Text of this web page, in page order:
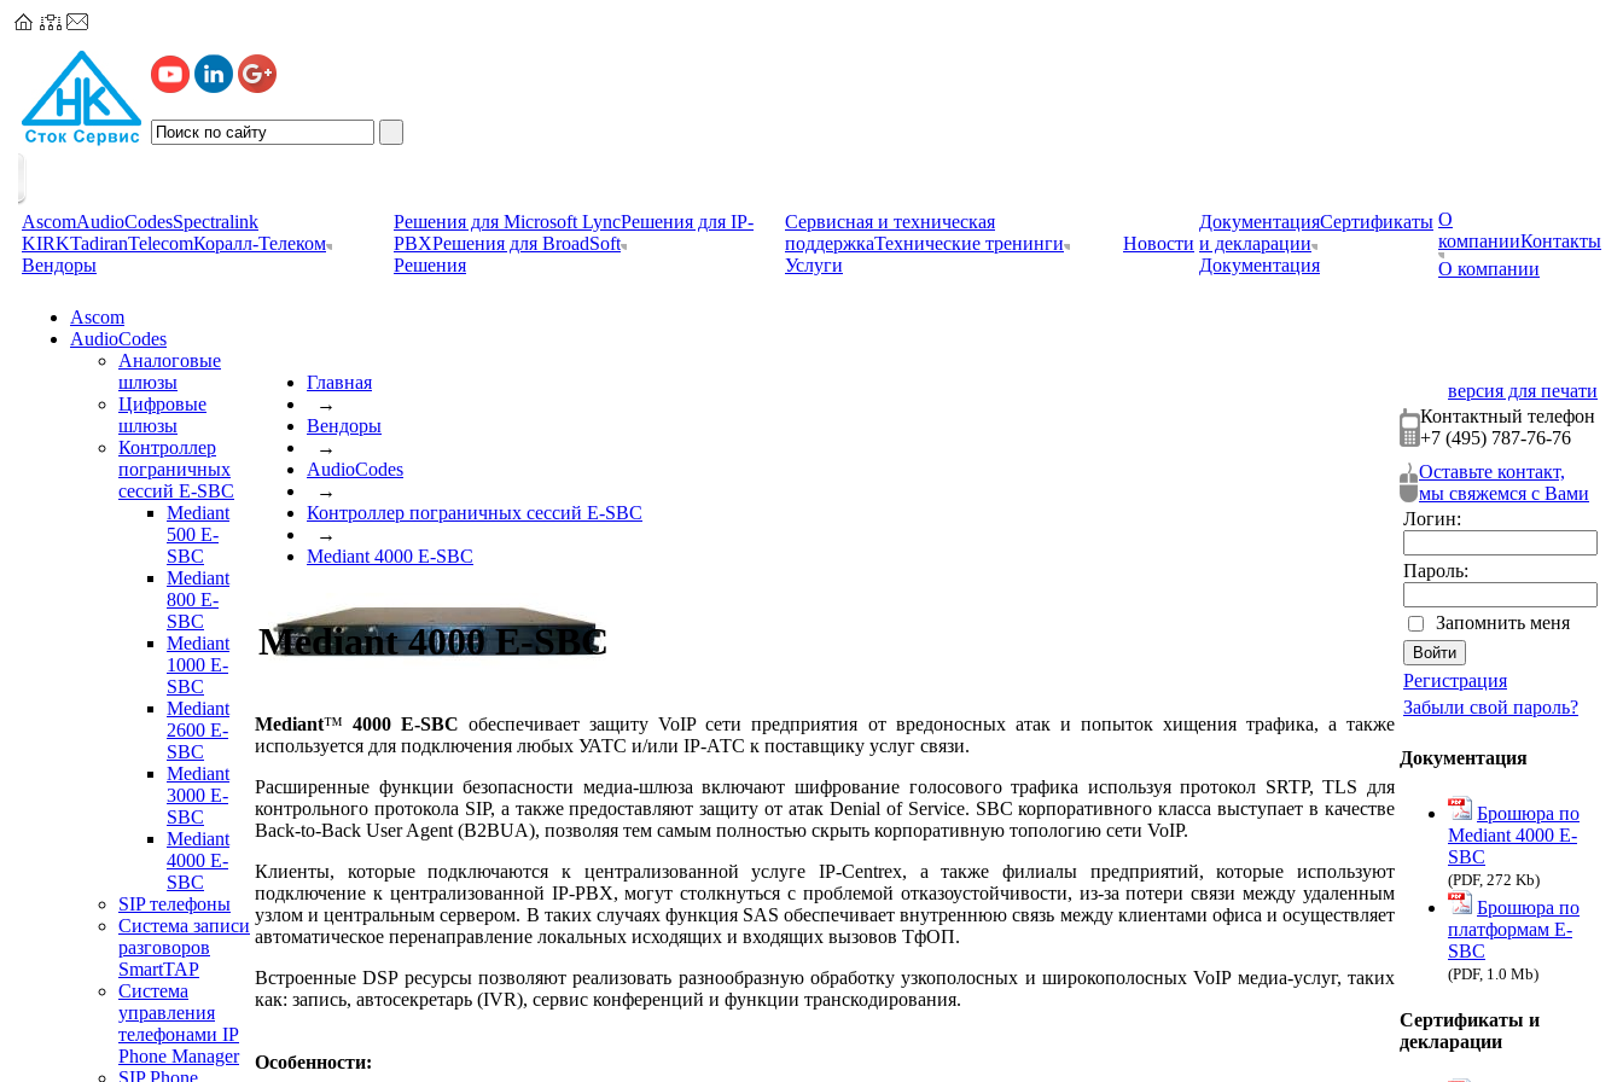
AscomAudioCodesSpectralink
KIRKTadiranTelecomКоралл-Телеком
Вендоры
Решения для Microsoft LyncРешения для IP-
PBXРешения для BroadSoft
Решения
Сервисная и техническая
поддержкаТехнические тренинги
Услуги
Новости
ДокументацияСертификаты
и декларации
Документация
О
компанииКонтакты
О компании
Ascom
AudioCodes
Аналоговые
шлюзы
Цифровые
шлюзы
Контроллер
пограничных
сессий Е-SBC
Mediant
500 E-
SBC
Mediant
800 E-
SBC
Mediant
1000 E-
SBC
Mediant
2600 E-
SBC
Mediant
3000 E-
SBC
Mediant
4000 E-
SBC
SIP телефоны
Система записи
разговоров
SmartTAP
Система
управления
телефонами IP
Phone Manager
SIP Phone
Главная
→
Вендоры
→
AudioCodes
→
Контроллер пограничных сессий E-SBC
→
Mediant 4000 E-SBC
Mediant 4000 E-SBC
Mediant™ 4000 E-SBC обеспечивает защиту VoIP сети предприятия от вредоносных атак и попыток хищения трафика, а также
используется для подключения любых УАТС и/или IP-АТС к поставщику услуг связи.
Расширенные функции безопасности медиа-шлюза включают шифрование голосового трафика используя протокол SRTP, TLS для
контрольного протокола SIP, а также предоставляют защиту от атак Denial of Service. SBC корпоративного класса выступает в качестве
Back-to-Back User Agent (B2BUA), позволяя тем самым полностью скрыть корпоративную топологию сети VoIP.
Клиенты, которые подключаются к централизованной услуге IP-Centrex, а также филиалы предприятий, которые используют
подключение к централизованной IP-PBX, могут столкнуться с проблемой отказоустойчивости, из-за потери связи между удаленным
узлом и центральным сервером. В таких случаях функция SAS обеспечивает внутреннюю связь между клиентами офиса и осуществляет
автоматическое перенаправление локальных исходящих и входящих вызовов ТфОП.
Встроенные DSP ресурсы позволяют реализовать разнообразную обработку узкополосных и широкополосных VoIP медиа-услуг, таких
как: запись, автосекретарь (IVR), сервис конференций и функции транскодирования.
Особенности:
версия для печати
Контактный телефон
+7 (495) 787-76-76
Оставьте контакт,
мы свяжемся с Вами
Логин:
Пароль:
Запомнить меня
Регистрация
Забыли свой пароль?
Документация
Брошюра по
Mediant 4000 E-
SBC
(PDF, 272 Kb)
Брошюра по
платформам E-
SBC
(PDF, 1.0 Mb)
Сертификаты и
декларации